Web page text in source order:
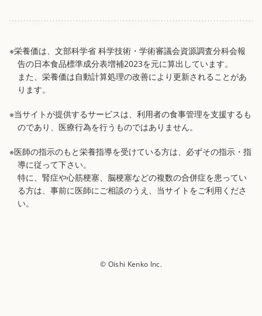
※栄養価は、文部科学省 科学技術・学術審議会資源調査分科会報
告の日本食品標準成分表増補2023を元に算出しています。
また、栄養価は自動計算処理の改善により更新されることがあ
ります。
※当サイトが提供するサービスは、利用者の食事管理を支援するも
のであり、医療行為を行うものではありません。
※医師の指示のもと栄養指導を受けている方は、必ずその指示・指
導に従って下さい。
特に、腎症や心筋梗塞、脳梗塞などの複数の合併症を患ってい
る方は、事前に医師にご相談のうえ、当サイトをご利用くださ
い。
© Oishi Kenko Inc.